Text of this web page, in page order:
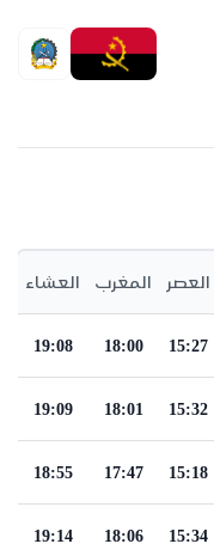
العصر المغرب العشاء
15:27
18:00
19:08
15:32
18:01
19:09
15:18
17:47
18:55
15:34
18:06
19:14